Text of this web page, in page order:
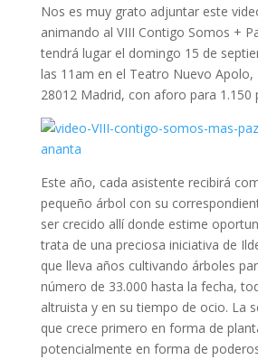
Nos es muy grato adjuntar este
animando al VIII Contigo Somos +
tendrá lugar el domingo 15 de
las 11am en el Teatro Nuevo
28012 Madrid, con aforo para 1.150
Este año, cada asistente recibirá
pequeño árbol con su
ser crecido allí donde estime
trata de una preciosa iniciativa de
que lleva años cultivando árboles
número de 33.000 hasta la fecha,
altruista y en su tiempo de ocio. La
que crece primero en forma de
potencialmente en forma de